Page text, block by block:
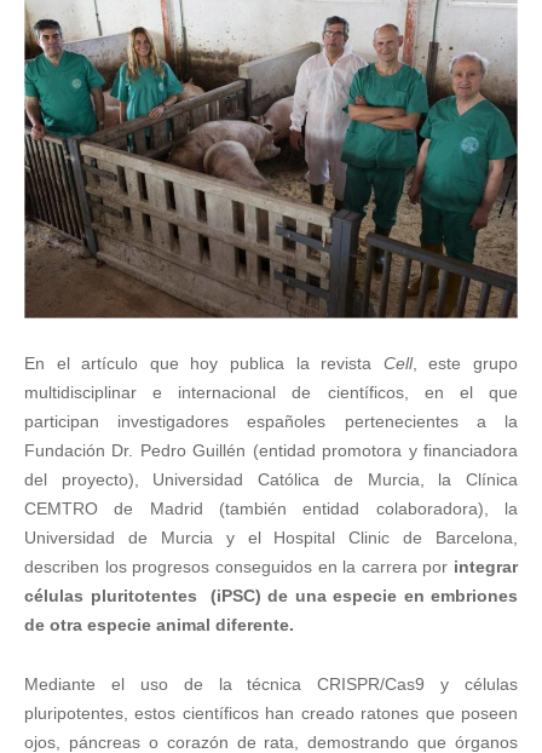
En el artículo que hoy publica la revista Cell, este grupo
multidisciplinar e internacional de científicos, en el que
participan investigadores españoles pertenecientes a la
Fundación Dr. Pedro Guillén (entidad promotora y financiadora
del proyecto), Universidad Católica de Murcia, la Clínica
CEMTRO de Madrid (también entidad colaboradora), la
Universidad de Murcia y el Hospital Clinic de Barcelona,
describen los progresos conseguidos en la carrera por integrar
células pluritotentes (iPSC) de una especie en embriones
de otra especie animal diferente.
Mediante el uso de la técnica CRISPR/Cas9 y células
pluripotentes, estos científicos han creado ratones que poseen
ojos, páncreas o corazón de rata, demostrando que órganos